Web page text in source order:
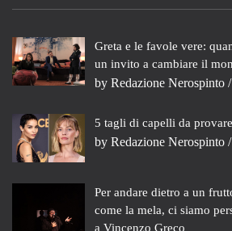
Greta e le favole vere:
un invito a cambiare il
by Redazione Nerospinto
5 tagli di capelli da
by Redazione Nerospinto
Per andare dietro a un
come la mela, ci siamo
a Vincenzo Greco